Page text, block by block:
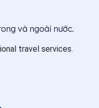
và ngoài nước.
travel services.